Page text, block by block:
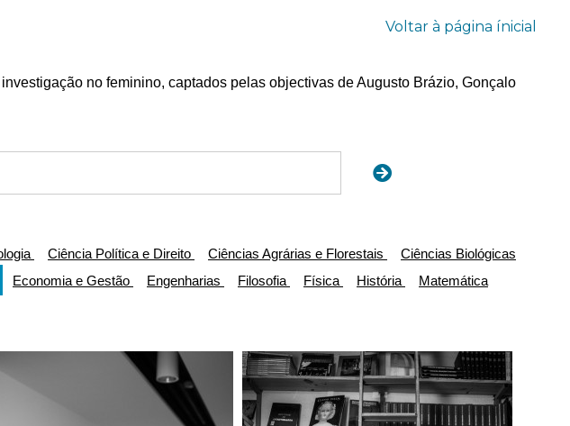
Voltar à página ínicial
no feminino, captados pelas objectivas de Augusto Brázio, Gonçalo
Ciência Política e Direito Ciências Agrárias e Florestais
Ciências Biológicas
Economia e Gestão Engenharias Filosofia Física História Matemática